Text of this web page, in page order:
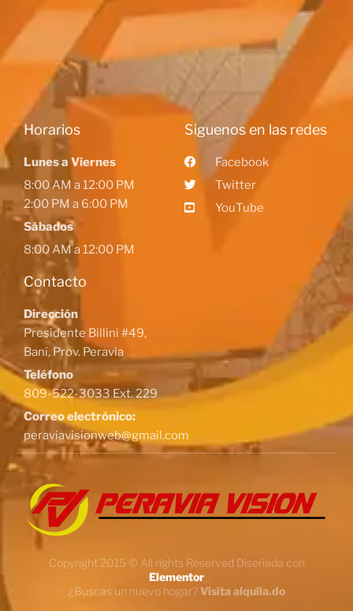
Horarios
Lunes a Viernes
8:00 AM a 12:00 PM
2:00 PM a 6:00 PM
Sábados
8:00 AM a 12:00 PM
Contacto
Dirección
Presidente Billini #49,
Baní, Prov. Peravia
Teléfono
809-522-3033 Ext. 229
Correo electrónico:
peraviavisionweb@gmail.com
Siguenos en las redes
Facebook
Twitter
YouTube
Copyright 2015 © All rights Reserved Diseñada con
Elementor
¿Buscas un nuevo hogar?Visita alquila.do